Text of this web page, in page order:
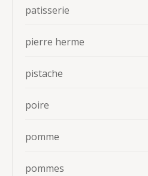
patisserie
pierre herme
pistache
poire
pomme
pommes